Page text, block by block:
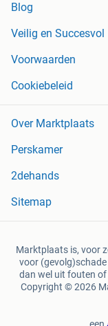
Blog
Veilig en Succesvol
Voorwaarden
Cookiebeleid
Over Marktplaats
Perskamer
2dehands
Sitemap
Marktplaats is, voor
voor
dan wel uit fouten
Copyright © 2026